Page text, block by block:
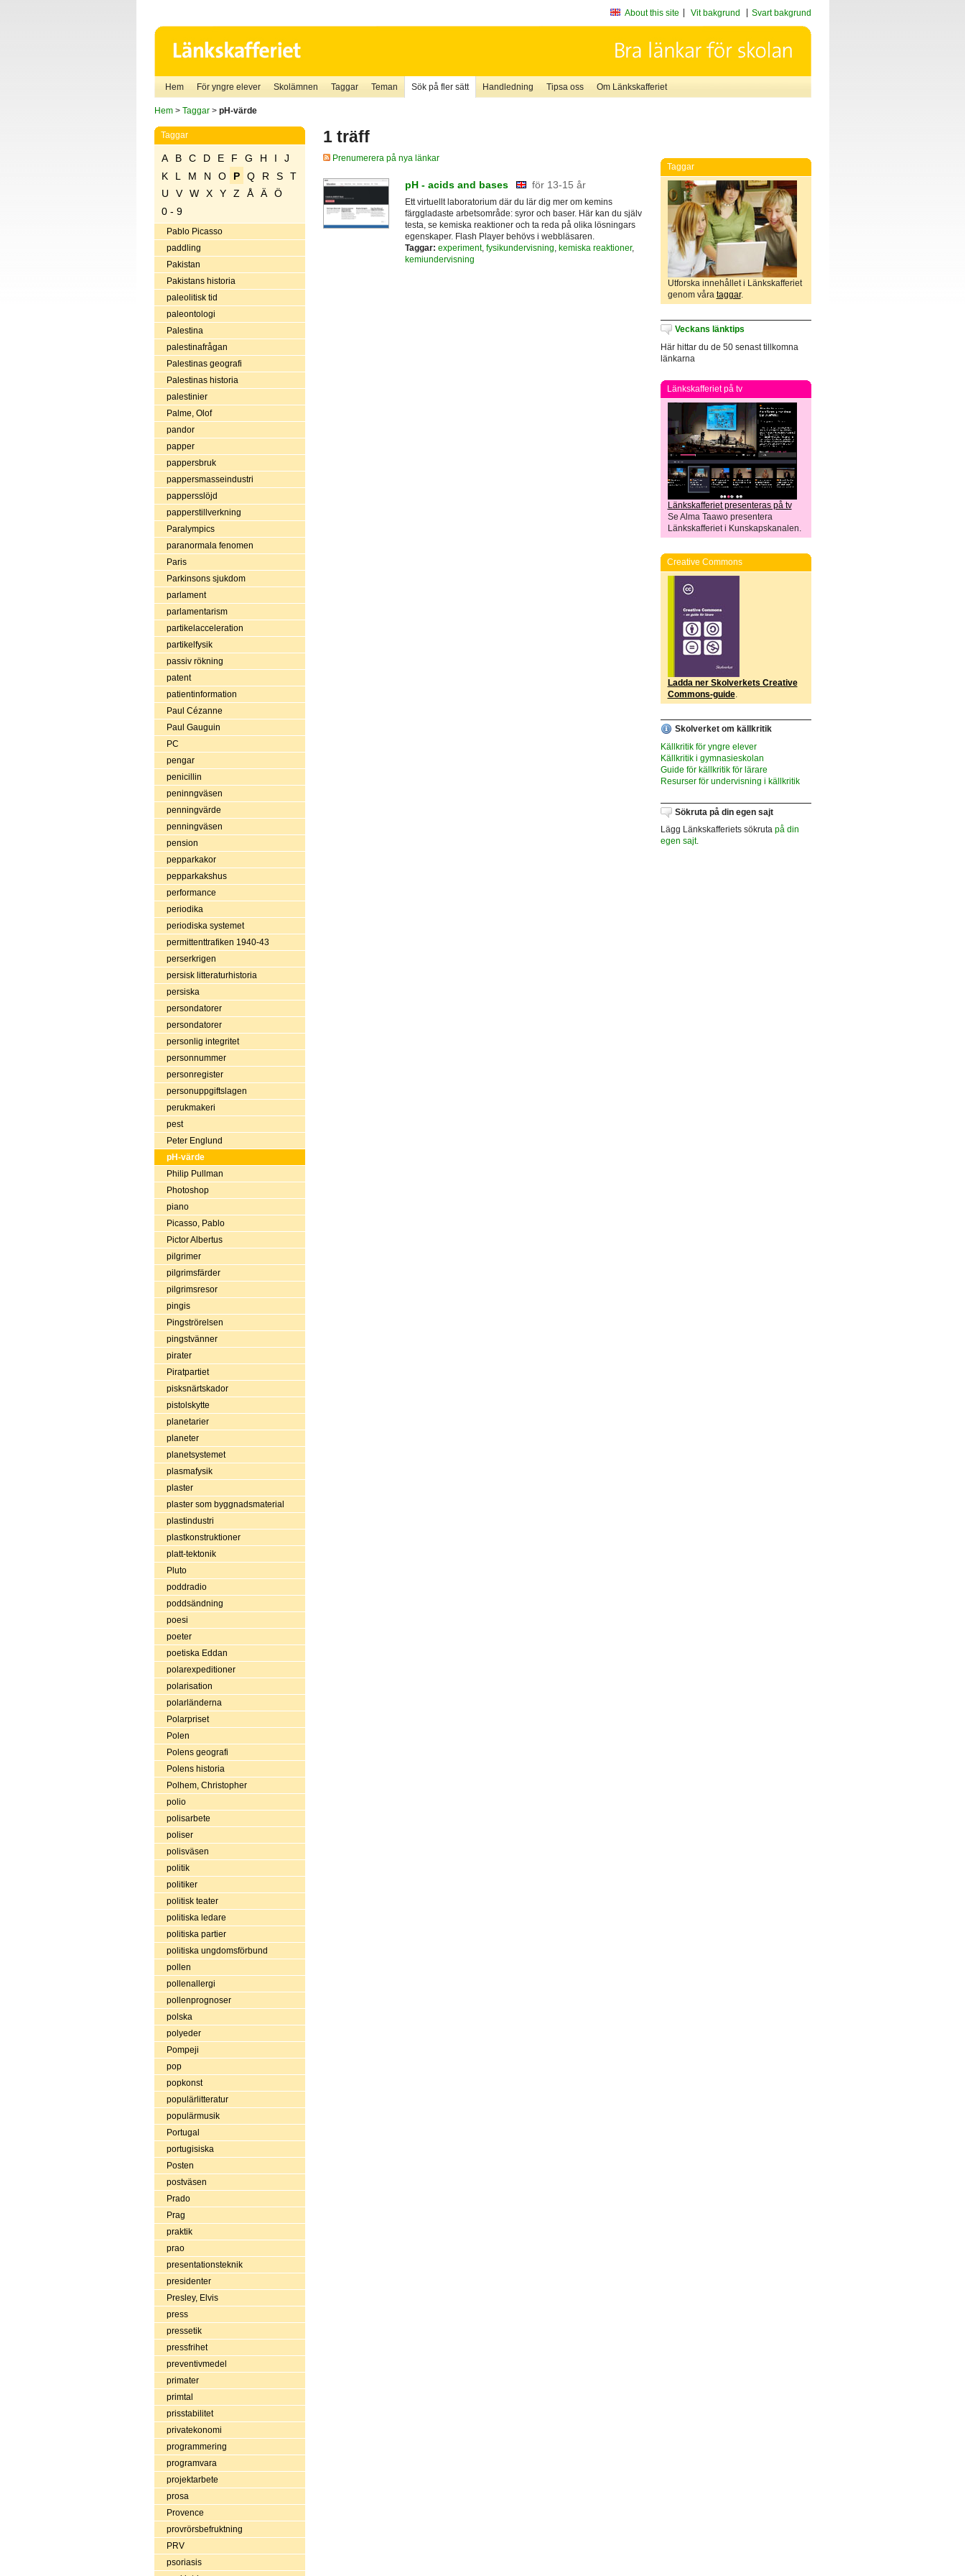
About this site Vit bakgrund Svart bakgrund
Hem För yngre elever Skolämnen Taggar Teman Sök på fler sätt Handledning Tipsa oss Om Länkskafferiet
Hem> Taggar> pH-värde
Taggar
A B C D E F G H I
J
K
L M N O P Q R S
T
U
V W X Y Z Å Ä
Ö
0 - 9
Pablo Picasso
paddling
Pakistan
Pakistans historia
paleolitisk tid
paleontologi
Palestina
palestinafrågan
Palestinas geografi
Palestinas historia
palestinier
Palme, Olof
pandor
papper
pappersbruk
pappersmasseindustri
pappersslöjd
papperstillverkning
Paralympics
paranormala fenomen
Paris
Parkinsons sjukdom
parlament
parlamentarism
partikelacceleration
partikelfysik
passiv rökning
patent
patientinformation
Paul Cézanne
Paul Gauguin
PC
pengar
penicillin
peninngväsen
penningvärde
penningväsen
pension
pepparkakor
pepparkakshus
performance
periodika
periodiska systemet
permittenttrafiken 1940-43
perserkrigen
persisk litteraturhistoria
persiska
persondatorer
persondatorer
personlig integritet
personnummer
personregister
personuppgiftslagen
perukmakeri
pest
Peter Englund
pH-värde
Philip Pullman
Photoshop
piano
Picasso, Pablo
Pictor Albertus
pilgrimer
pilgrimsfärder
pilgrimsresor
pingis
Pingströrelsen
pingstvänner
pirater
Piratpartiet
pisksnärtskador
pistolskytte
planetarier
planeter
planetsystemet
plasmafysik
plaster
plaster som byggnadsmaterial
plastindustri
plastkonstruktioner
platt-tektonik
Pluto
poddradio
poddsändning
poesi
poeter
poetiska Eddan
polarexpeditioner
polarisation
polarländerna
Polarpriset
Polen
Polens geografi
Polens historia
Polhem, Christopher
polio
polisarbete
poliser
polisväsen
politik
politiker
politisk teater
politiska ledare
politiska partier
politiska ungdomsförbund
pollen
pollenallergi
pollenprognoser
polska
polyeder
Pompeji
pop
popkonst
populärlitteratur
populärmusik
Portugal
portugisiska
Posten
postväsen
Prado
Prag
praktik
prao
presentationsteknik
presidenter
Presley, Elvis
press
pressetik
pressfrihet
preventivmedel
primater
primtal
prisstabilitet
privatekonomi
programmering
programvara
projektarbete
prosa
Provence
provrörsbefruktning
PRV
psoriasis
1 träff
Prenumerera på nya länkar
pH - acids and bases för 13-15 år
Ett virtuellt laboratorium där du lär dig mer om kemins
färggladaste arbetsområde: syror och baser. Här kan du själv
testa, se kemiska reaktioner och ta reda på olika lösningars
egenskaper. Flash Player behövs i webbläsaren.
Taggar: experiment, fysikundervisning kemiska reaktioner,
kemiundervisning
Taggar
Utforska innehållet i Länkskafferiet
genom våra taggar.
Veckans länktips
Här hittar du de 50 senast tillkomna
länkarna
Länkskafferiet på tv
Länkskafferiet presenteras på tv
Se Alma Taawo presentera
Länkskafferiet i Kunskapskanalen.
Creative Commons
Ladda ner Skolverkets Creative
Commons-guide.
Skolverket om källkritik
Källkritik för yngre elever
Källkritik i gymnasieskolan
Guide för källkritik för lärare
Resurser för undervisning i källkritik
Sökruta på din egen sajt
Lägg Länkskafferiets sökruta på din
egen sajt.